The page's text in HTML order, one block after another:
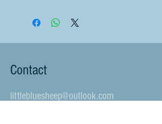
Contact
littlebluesheep@outlook.com